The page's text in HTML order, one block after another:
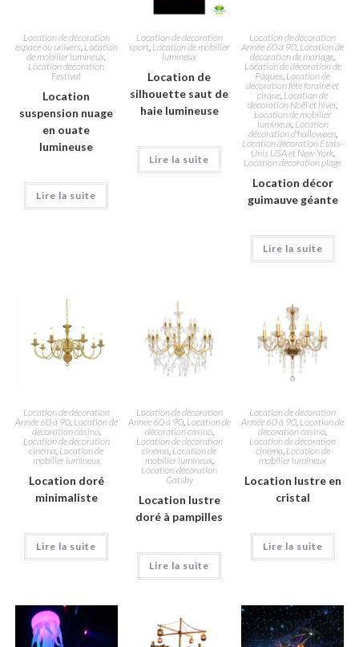
Location de décoration
espace ou univers Location
de mobilier lumineux
Location décoration
Festival
Location
suspension nuage
en ouate
lumineuse
Lire la suite
Location de décoration
sport Location de mobilier
lumineux
Location de
silhouette saut de
haie lumineuse
Lire la suite
Location de décoration
Année 60 à 90 Location de
décoration de mariage
Location de décoration de
Pâques Location de
décoration fête foraine et
cirque Location de
décoration Noël et hiver,
Location de mobilier
lumineux, Location
décoration d'halloween,
Location décoration Etats-
Unis USA et New-York,
Location décoration plage
Location décor
guimauve géante
Lire la suite
Location de décoration
Année 60 à 90, Location de
décoration casino,
Location de décoration
cinéma Location de
mobilier lumineux
Location doré
minimaliste
Lire la suite
Location de décoration
Année 60 à 90, Location de
décoration casino,
Location de décoration
cinéma Location de
mobilier lumineux,
Location décoration
Gatsby
Location lustre
doré à pampilles
Lire la suite
Location de décoration
Année 60 à 90 Location de
décoration casino
Location de décoration
cinéma Location de
mobilier lumineux
Location lustre en
cristal
Lire la suite